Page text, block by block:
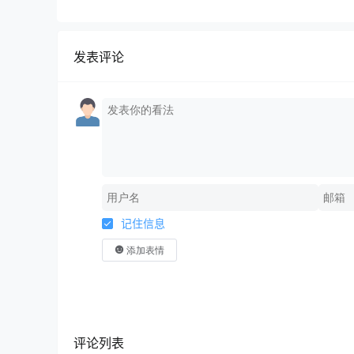
发表评论
记住信息
添加表情
评论列表